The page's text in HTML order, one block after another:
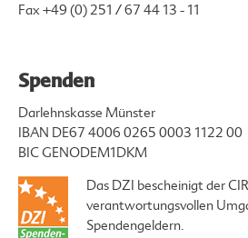
Fax +49 (0) 251 / 67 44 13 - 11
Spenden
Darlehnskasse Münster
IBAN DE67 4006 0265 0003 1122 00
BIC GENODEM1DKM
Das DZI bescheinigt der
verantwortungsvollen
Spendengeldern.